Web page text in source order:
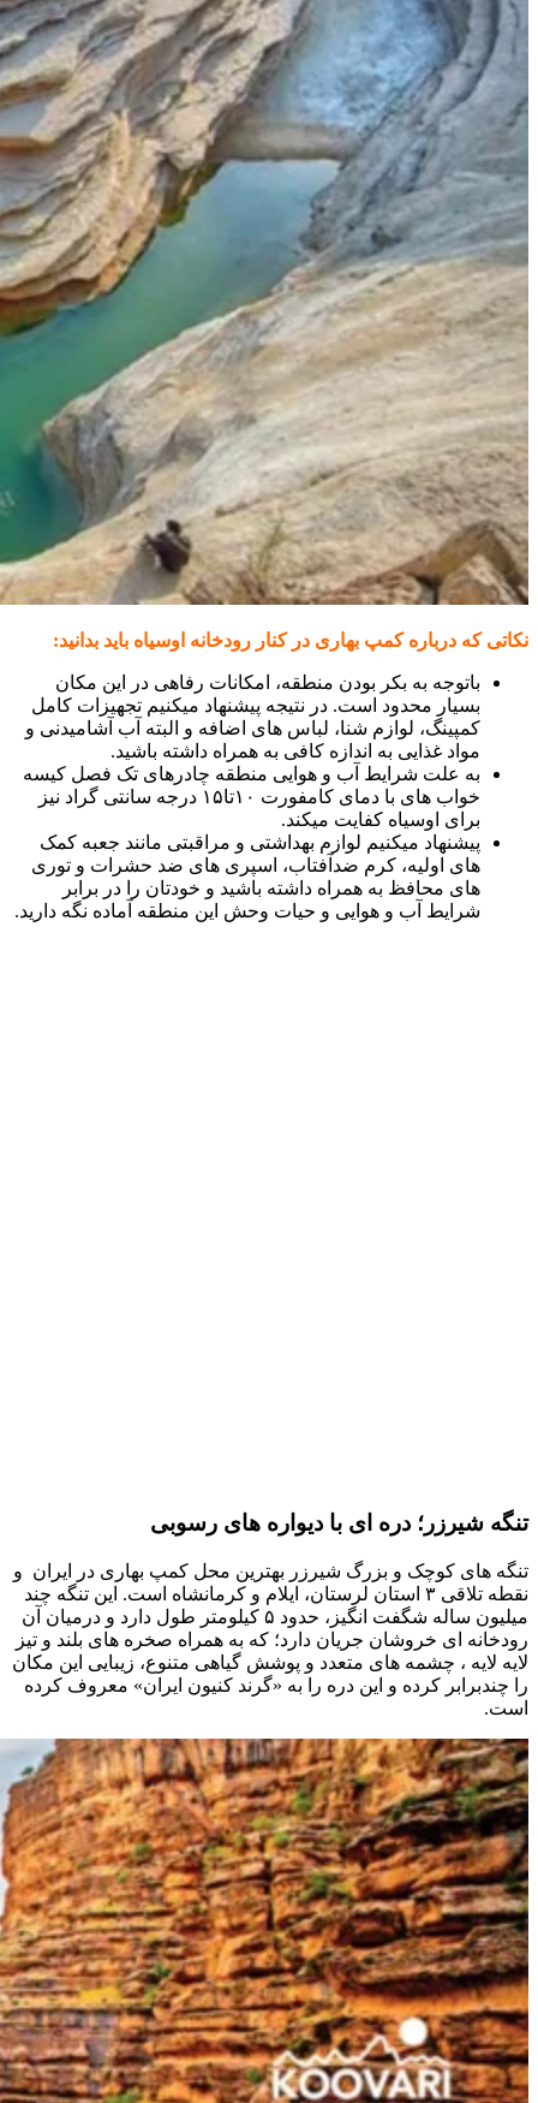
نکاتی که درباره کمپ بهاری در کنار رودخانه اوسیاه باید بدانید:
باتوجه به بکر بودن منطقه، امکانات رفاهی در این مکان
بسیار محدود است. در نتیجه پیشنهاد میکنیم تجهیزات کامل
کمپینگ، لوازم شنا، لباس های اضافه و البته آب آشامیدنی و
مواد غذایی به اندازه کافی به همراه داشته باشید.
به علت شرایط آب و هوایی منطقه چادرهای تک فصل کیسه
خواب های با دمای کامفورت ۱۰تا۱۵ درجه سانتی گراد نیز
برای اوسیاه کفایت میکند.
پیشنهاد میکنیم لوازم بهداشتی و مراقبتی مانند جعبه کمک
های اولیه، کرم ضدآفتاب، اسپری های ضد حشرات و توری
های محافظ به همراه داشته باشید و خودتان را در برابر
شرایط آب و هوایی و حیات وحش این منطقه آماده نگه دارید.
تنگه شیرزر؛ دره ای با دیواره های رسوبی
تنگه های کوچک و بزرگ شیرزر بهترین محل کمپ بهاری در ایران و
نقطه تلاقی ۳ استان لرستان، ایلام و کرمانشاه است. این تنگه چند
میلیون ساله شگفت انگیز، حدود ۵ کیلومتر طول دارد و درمیان آن
رودخانه ای خروشان جریان دارد؛ که به همراه صخره های بلند و تیز
لایه لایه ، چشمه های متعدد و پوشش گیاهی متنوع، زیبایی این مکان
را چندبرابر کرده و این دره را به «گرند کنیون ایران» معروف کرده
است.